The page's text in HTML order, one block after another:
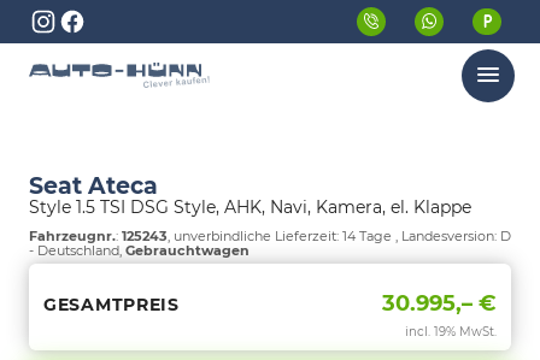
Menü
Seat Ateca
Style 1.5 TSI DSG Style, AHK, Navi, Kamera, el. Klappe
Fahrzeugnr.: 125243, unverbindliche Lieferzeit: 14 Tage , Landesversion: D
- Deutschland, Gebrauchtwagen
GESAMTPREIS 30.995,– €
incl. 19% MwSt.